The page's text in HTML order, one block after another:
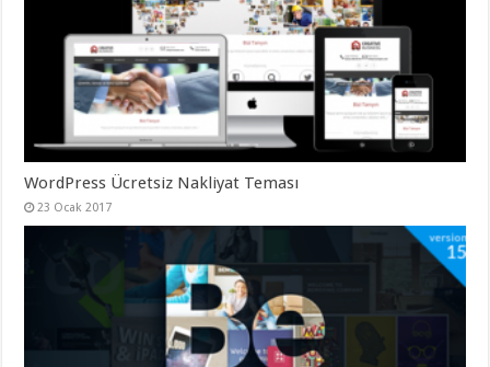
organizasyon ,
organizasyon,
organizasyon,
organizasyon,
gaziantep
organizasyon,
palyaço
twitter
WordPress Ücretsiz Nakliyat Teması
23 Ocak 2017